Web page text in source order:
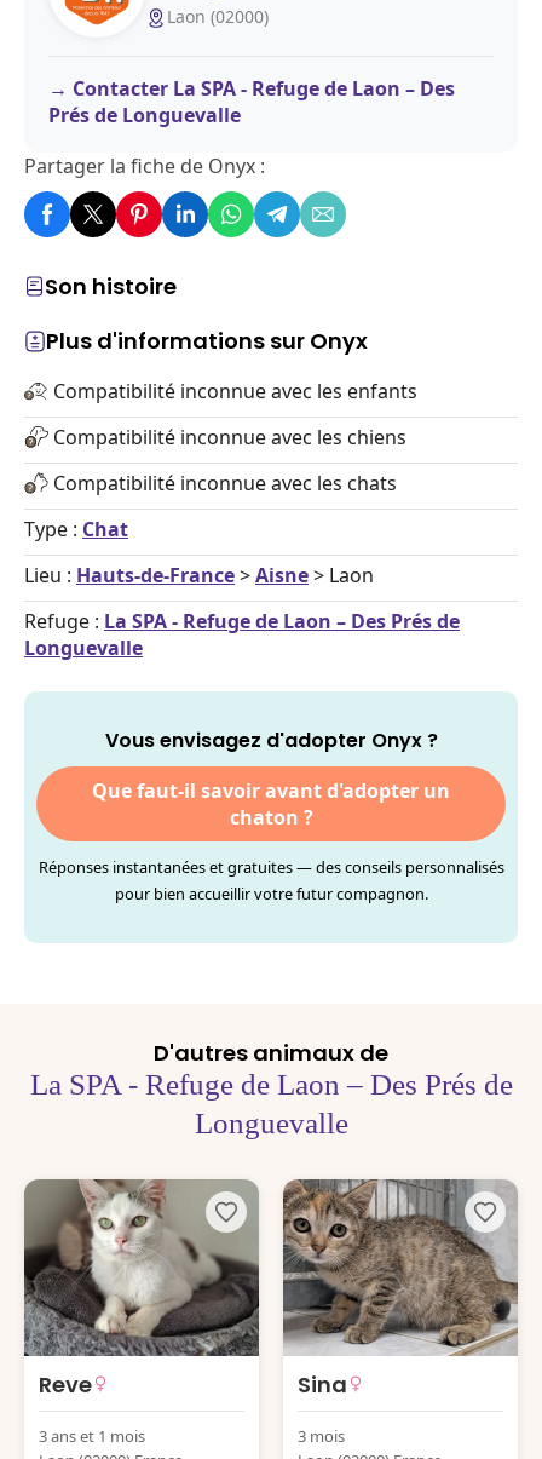
Son histoire
Plus d'informations sur Onyx
Compatibilité inconnue avec les enfants
Compatibilité inconnue avec les chiens
Compatibilité inconnue avec les chats
Type : Chat
Lieu : Hauts-de-France>Aisne> Laon
Refuge : La SPA - Refuge de Laon – Des Prés de
Longuevalle
Vous envisagez d'adopter Onyx ?
Que faut-il savoir avant d'adopter un
chaton ?
Réponses instantanées et gratuites — des conseils personnalisés
pour bien accueillir votre futur compagnon.
Laon (02000)
Contacter La SPA - Refuge de Laon – Des
Prés de Longuevalle
Partager la fiche de Onyx :
D'autres animaux de
La SPA - Refuge de Laon – Des Prés de
Longuevalle
Reve
3 ans et 1 mois
Sina
3 mois